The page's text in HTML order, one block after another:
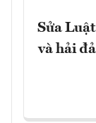
Sửa
và hải